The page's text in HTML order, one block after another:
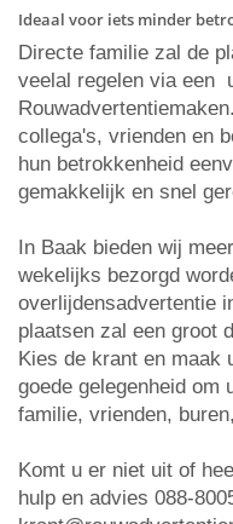
Ideaal voor iets minder
Directe familie zal de
veelal regelen via een
collega's, vrienden en
hun betrokkenheid
gemakkelijk en snel
In Baak bieden wij
wekelijks bezorgd
overlijdensadvertentie
plaatsen zal een groot
Kies de krant en maak
goede gelegenheid om
familie, vrienden,
Komt u er niet uit of
hulp en advies 088-